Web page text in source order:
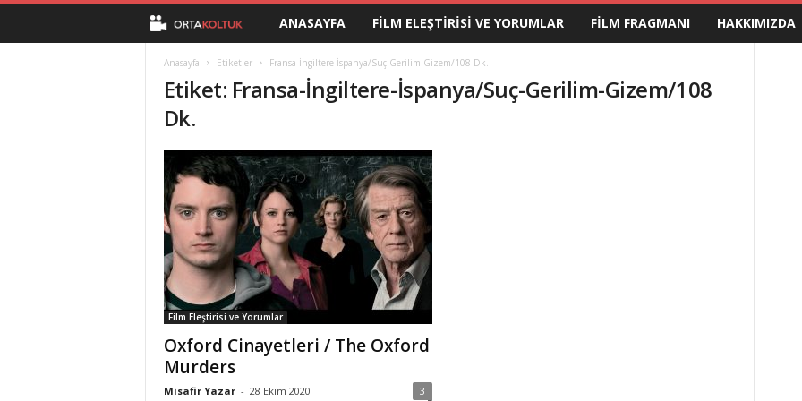
t
K
o
l
ANASAYFA FILM ELEŞTIRISI VE YORUMLAR FILM FRAGMANI HAKKIMIZDA
Anasayfa Etiketler Fransa-İngiltere-İspanya/Suç-Gerilim-Gizem/108 Dk.
Etiket: Fransa-İngiltere-İspanya/Suç-Gerilim-Gizem/108
Dk.
Film Eleştirisi ve Yorumlar
Oxford Cinayetleri / The Oxford
Murders
Misafir Yazar - 28 Ekim 2020 3